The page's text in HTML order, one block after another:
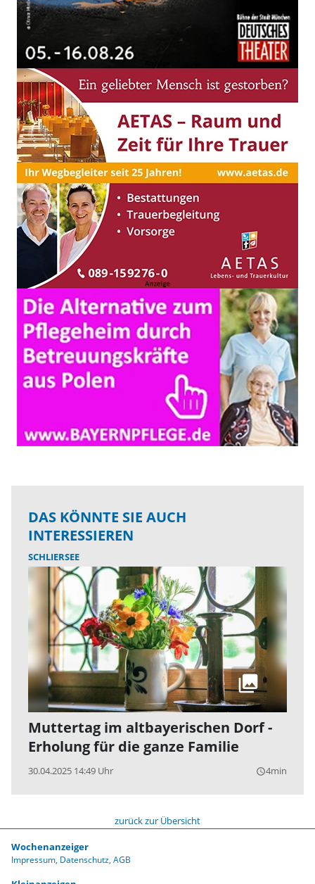
DAS KÖNNTE SIE AUCH
INTERESSIEREN
SCHLIERSEE
Muttertag im altbayerischen Dorf -
Erholung für die ganze Familie
30.04.2025 14:49 Uhr query_builder4min
zurück zur Übersicht
Wochenanzeiger
Impressum Datenschutz AGB